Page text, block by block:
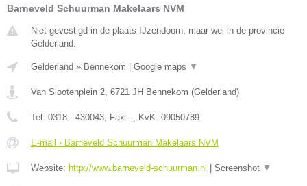
Barneveld Schuurman Makelaars NVM
Niet gevestigd in de plaats IJzendoorn, maar wel in de provincie
Gelderland.
Gelderland » Bennekom | Google maps ▼
Van Slootenplein 2 6721 JH Bennekom (Gelderland)
Tel: 0318 - 430043 , Fax: - , KvK: 09050789
E-mail › Barneveld Schuurman Makelaars NVM
Website: http://www.barneveld-schuurman.nl | Screenshot ▼